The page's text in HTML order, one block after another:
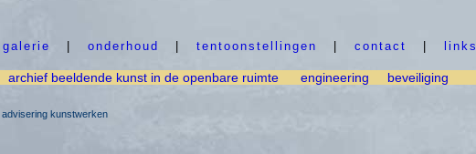
galerie onderhoud tentoonstellingen contact links
archief beeldende kunst in de openbare ruimte engineering beveiliging
kunstwerken